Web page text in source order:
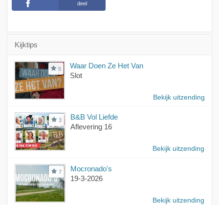
deel
Kijktips
5
Waar Doen Ze Het Van
Slot
Bekijk uitzending
3
B&B Vol Liefde
Aflevering 16
Bekijk uitzending
7
Mocronado's
19-3-2026
Bekijk uitzending